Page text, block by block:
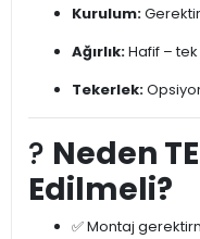
Kurulum:
Ağırlık:Hafif –
Tekerlek:
? Neden
Edilmeli?
✅ Montaj